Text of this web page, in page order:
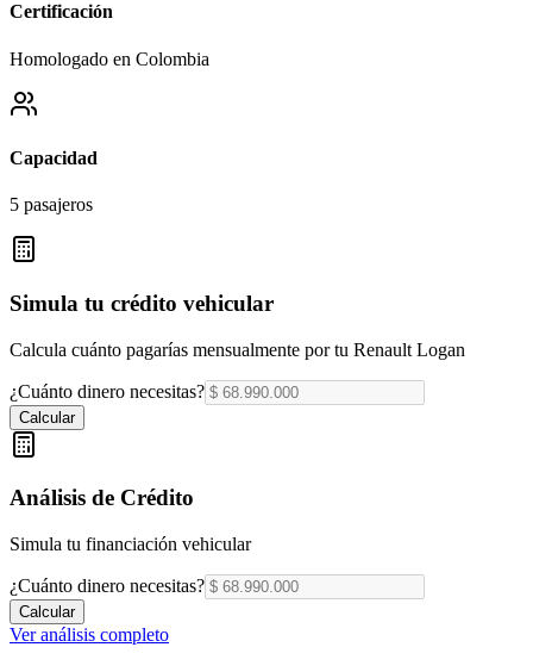
Certificación
Homologado en Colombia
Capacidad
5 pasajeros
Simula tu crédito vehicular
Calcula cuánto pagarías mensualmente por tu Renault Logan
¿Cuánto dinero necesitas?
Calcular
Análisis de Crédito
Simula tu financiación vehicular
¿Cuánto dinero necesitas?
Calcular
Ver análisis completo